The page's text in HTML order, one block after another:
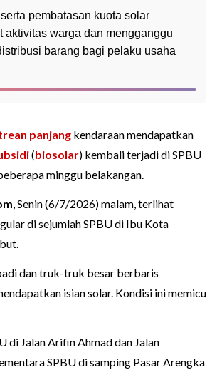
pembatasan kuota solar
aktivitas warga dan mengganggu
barang bagi pelaku usaha
panjang kendaraan mendapatkan
(biosolar) kembali terjadi di SPBU
minggu belakangan.
, Senin (6/7/2026) malam, terlihat
di sejumlah SPBU di Ibu Kota
dan truk-truk besar berbaris
isian solar. Kondisi ini memicu
di Jalan Arifin Ahmad dan Jalan
SPBU di samping Pasar Arengka